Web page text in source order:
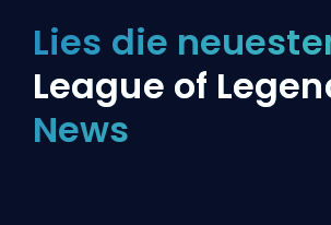
Lies die
League of
News